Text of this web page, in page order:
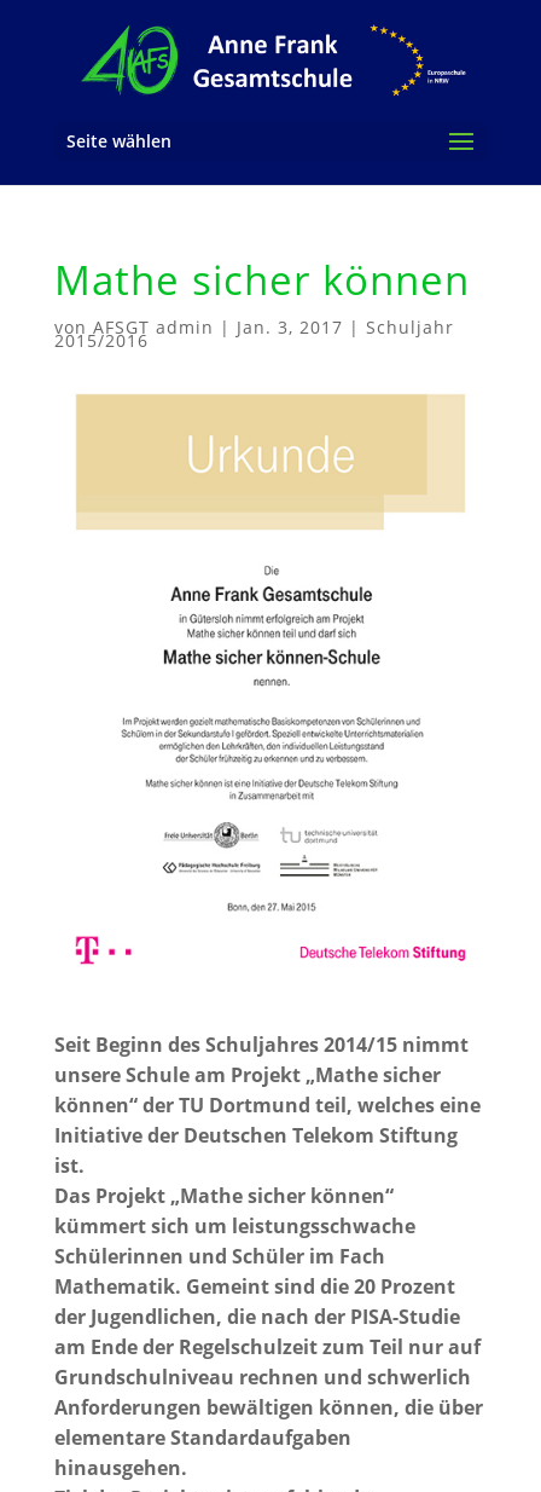
Seite wählen
Mathe sicher können
von AFSGT admin | Jan. 3, 2017 | Schuljahr
2015/2016
Seit Beginn des Schuljahres 2014/15 nimmt
unsere Schule am Projekt „Mathe sicher
können“ der TU Dortmund teil, welches eine
Initiative der Deutschen Telekom Stiftung
ist.
Das Projekt „Mathe sicher können“
kümmert sich um leistungsschwache
Schülerinnen und Schüler im Fach
Mathematik. Gemeint sind die 20 Prozent
der Jugendlichen, die nach der PISA-Studie
am Ende der Regelschulzeit zum Teil nur auf
Grundschulniveau rechnen und schwerlich
Anforderungen bewältigen können, die über
elementare Standardaufgaben
hinausgehen.